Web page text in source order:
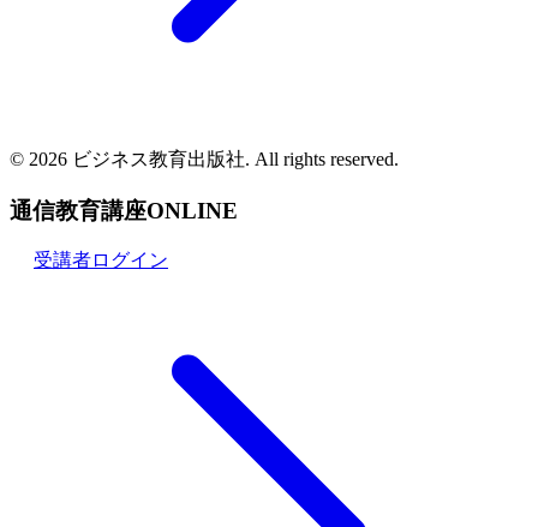
© 2026 ビジネス教育出版社. All rights reserved.
通信教育講座ONLINE
受講者ログイン